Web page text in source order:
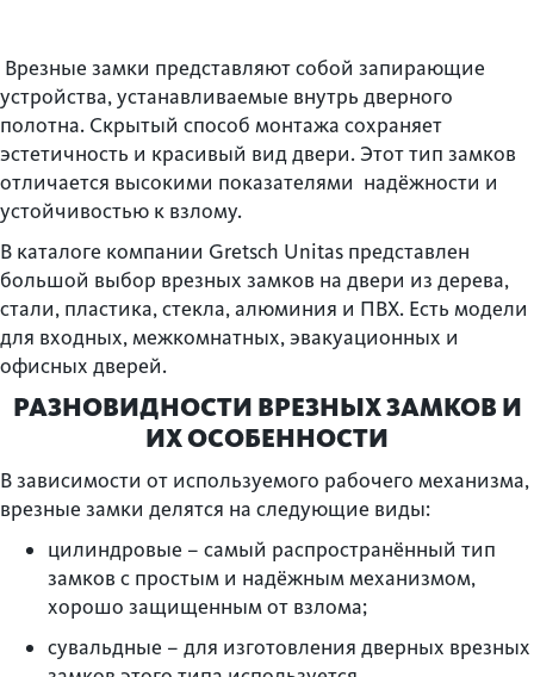
Врезные замки представляют собой запирающие
устройства, устанавливаемые внутрь дверного
полотна. Скрытый способ монтажа сохраняет
эстетичность и красивый вид двери. Этот тип замков
отличается высокими показателями надёжности и
устойчивостью к взлому.
В каталоге компании Gretsch Unitas представлен
большой выбор врезных замков на двери из дерева,
стали, пластика, стекла, алюминия и ПВХ. Есть модели
для входных, межкомнатных, эвакуационных и
офисных дверей.
РАЗНОВИДНОСТИ ВРЕЗНЫХ ЗАМКОВ И
ИХ ОСОБЕННОСТИ
В зависимости от используемого рабочего механизма,
врезные замки делятся на следующие виды:
цилиндровые – самый распространённый тип
замков с простым и надёжным механизмом,
хорошо защищенным от взлома;
сувальдные – для изготовления дверных врезных